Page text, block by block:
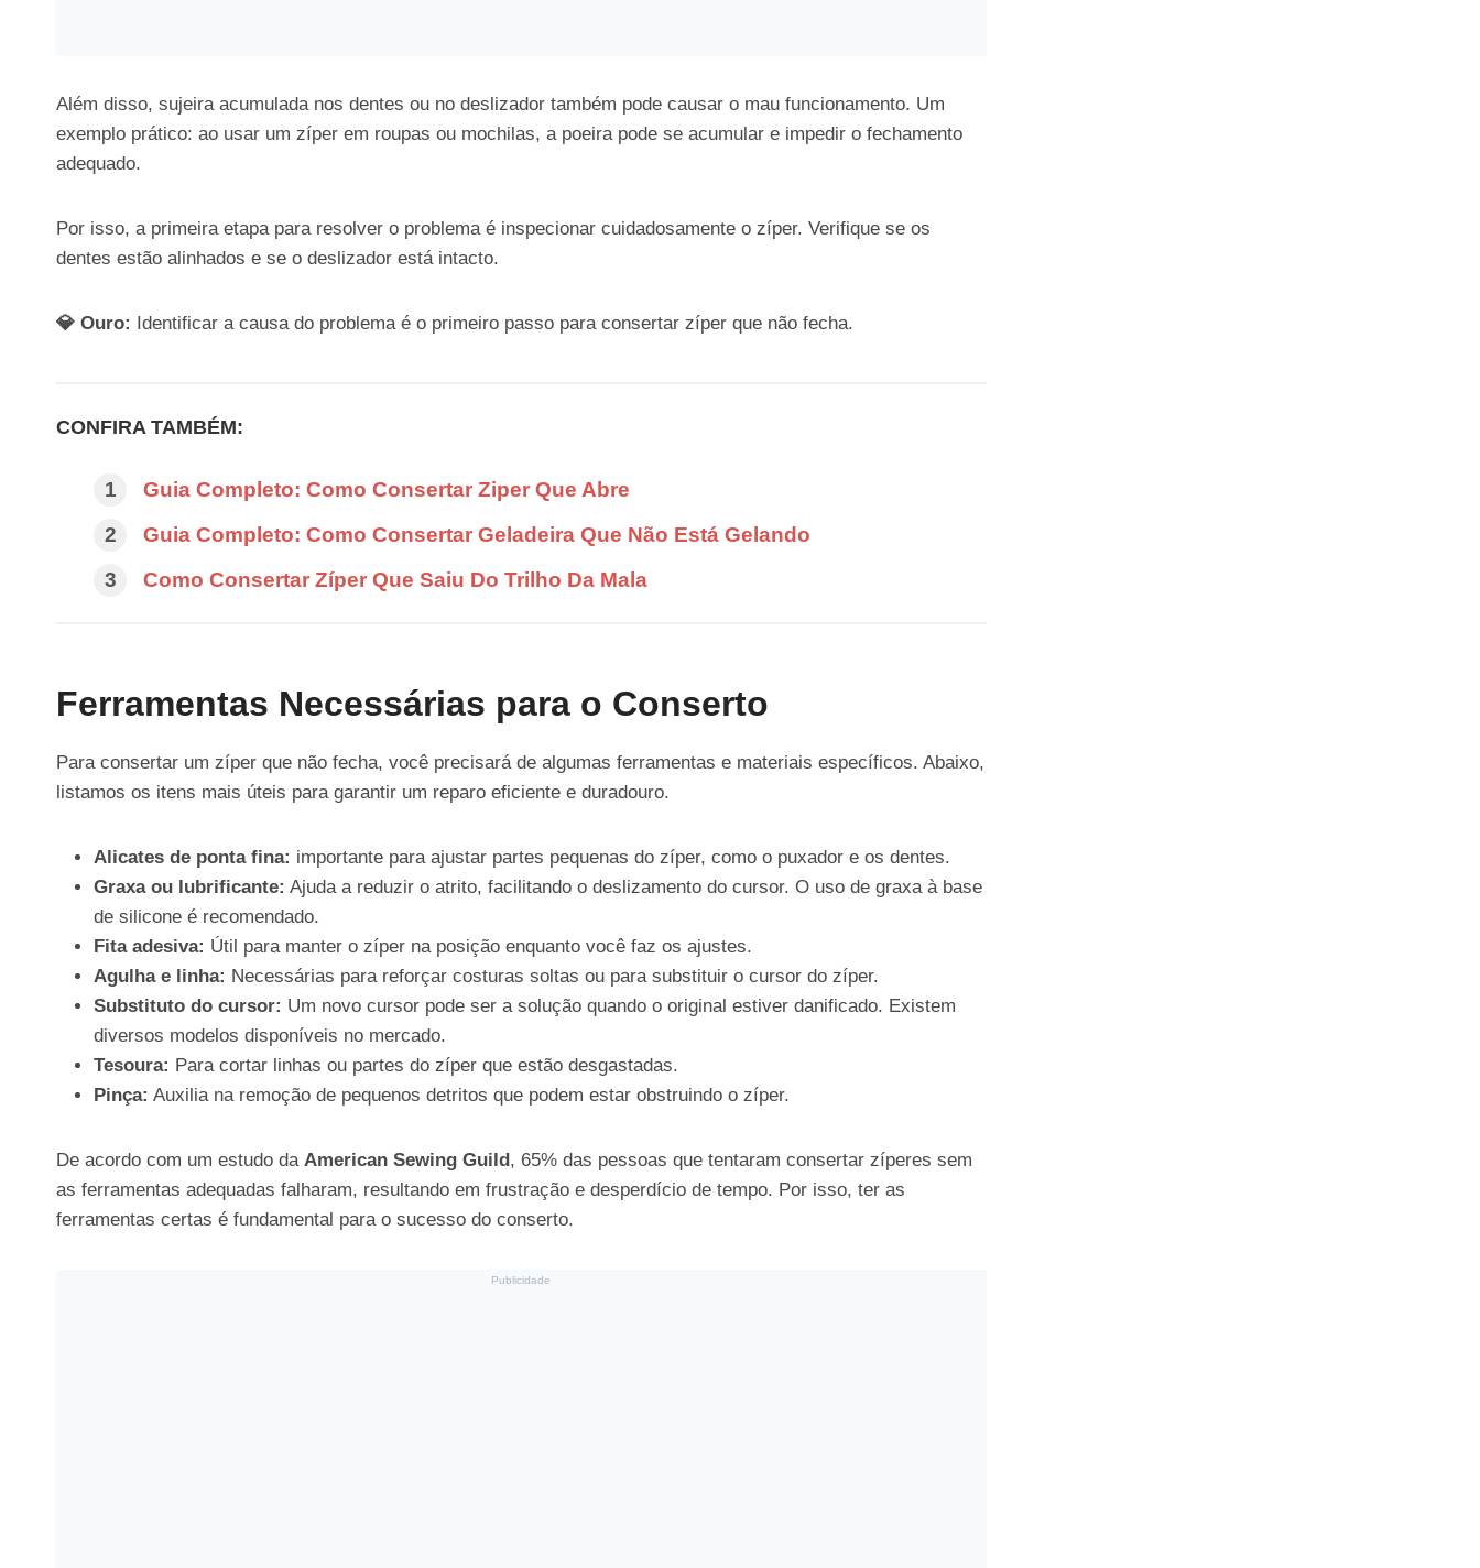
Além disso, sujeira acumulada nos dentes ou no deslizador também pode causar o mau funcionamento. Um
exemplo prático: ao usar um zíper em roupas ou mochilas, a poeira pode se acumular e impedir o fechamento
adequado.
Por isso, a primeira etapa para resolver o problema é inspecionar cuidadosamente o zíper. Verifique se os
dentes estão alinhados e se o deslizador está intacto.
💎 Ouro: Identificar a causa do problema é o primeiro passo para consertar zíper que não fecha.
CONFIRA TAMBÉM:
Guia Completo: Como Consertar Ziper Que Abre
Guia Completo: Como Consertar Geladeira Que Não Está Gelando
Como Consertar Zíper Que Saiu Do Trilho Da Mala
Ferramentas Necessárias para o Conserto
Para consertar um zíper que não fecha, você precisará de algumas ferramentas e materiais específicos. Abaixo,
listamos os itens mais úteis para garantir um reparo eficiente e duradouro.
Alicates de ponta fina: importante para ajustar partes pequenas do zíper, como o puxador e os dentes.
Graxa ou lubrificante: Ajuda a reduzir o atrito, facilitando o deslizamento do cursor. O uso de graxa à base
de silicone é recomendado.
Fita adesiva: Útil para manter o zíper na posição enquanto você faz os ajustes.
Agulha e linha: Necessárias para reforçar costuras soltas ou para substituir o cursor do zíper.
Substituto do cursor: Um novo cursor pode ser a solução quando o original estiver danificado. Existem
diversos modelos disponíveis no mercado.
Tesoura: Para cortar linhas ou partes do zíper que estão desgastadas.
Pinça: Auxilia na remoção de pequenos detritos que podem estar obstruindo o zíper.
De acordo com um estudo da American Sewing Guild, 65% das pessoas que tentaram consertar zíperes sem
as ferramentas adequadas falharam, resultando em frustração e desperdício de tempo. Por isso, ter as
ferramentas certas é fundamental para o sucesso do conserto.
Publicidade